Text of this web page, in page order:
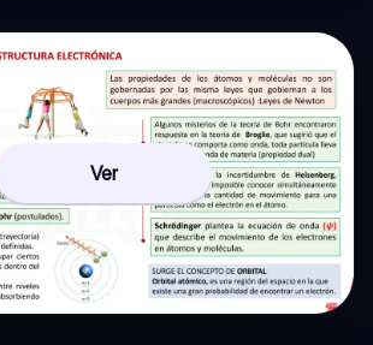
Ver